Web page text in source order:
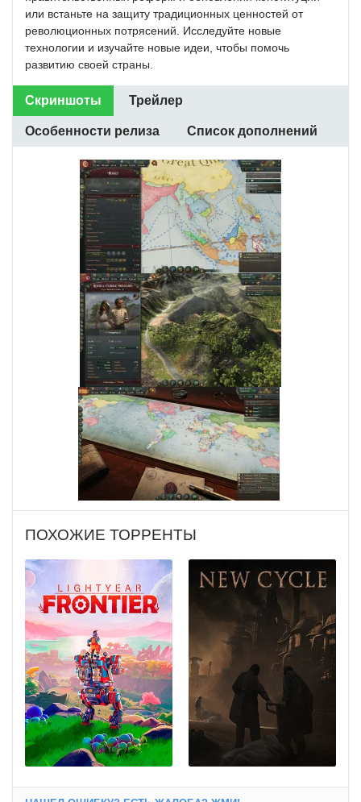
или встаньте на защиту традиционных ценностей от
революционных потрясений. Исследуйте новые
технологии и изучайте новые идеи, чтобы помочь
развитию своей страны.
Скриншоты Трейлер
Особенности релиза Список дополнений
ПОХОЖИЕ ТОРРЕНТЫ